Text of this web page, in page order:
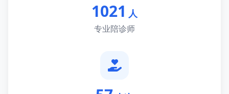
1021 人
专业陪诊师